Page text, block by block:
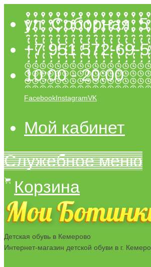
ул. Соборная, 5
+7 951 572-69-
10:00 - 20:00
FacebookInstagramVK
Мой кабинет
Служебное меню
Корзина
Детская обувь в Кемерово
Интернет-магазин детской обуви в г.